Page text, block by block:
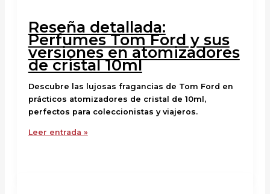
Reseña detallada:
Perfumes Tom Ford y sus
versiones en atomizadores
de cristal 10ml
Descubre las lujosas fragancias de Tom Ford en
prácticos atomizadores de cristal de 10ml,
perfectos para coleccionistas y viajeros.
Leer entrada »